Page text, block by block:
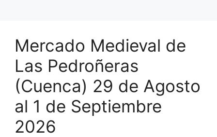
Mercado Medieval de
Las Pedroñeras
(Cuenca) 29 de Agosto
al 1 de Septiembre
2026